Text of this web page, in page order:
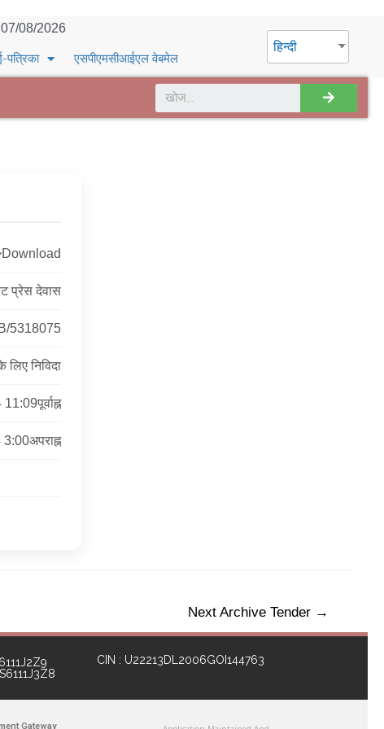
07/08/2026
पत्रिका एसपीएमसीआईएल वेबमेल
हिन्दी
प्रेस देवास
5318075
निविदा
Next Archive Tender →
CIN : U22213DL2006GOI144763
Gateway